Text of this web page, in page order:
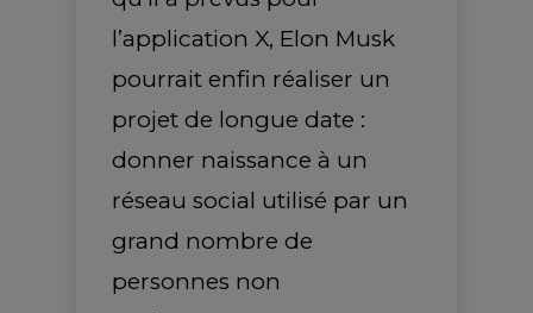
l’application X, Elon Musk
pourrait enfin réaliser un
projet de longue date :
donner naissance à un
réseau social utilisé par un
grand nombre de
personnes non